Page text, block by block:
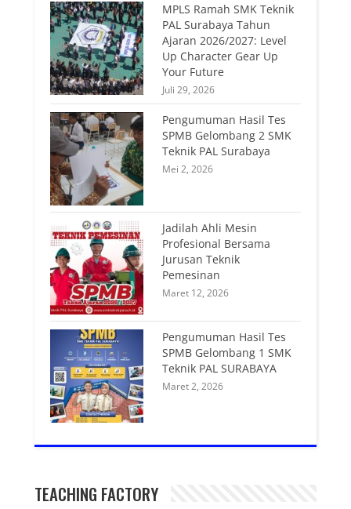
MPLS Ramah SMK Teknik
PAL Surabaya Tahun
Ajaran 2026/2027: Level
Up Character Gear Up
Your Future
Juli 29, 2026
Pengumuman Hasil Tes
SPMB Gelombang 2 SMK
Teknik PAL Surabaya
Mei 2, 2026
Jadilah Ahli Mesin
Profesional Bersama
Jurusan Teknik
Pemesinan
Maret 12, 2026
Pengumuman Hasil Tes
SPMB Gelombang 1 SMK
Teknik PAL SURABAYA
Maret 2, 2026
TEACHING FACTORY